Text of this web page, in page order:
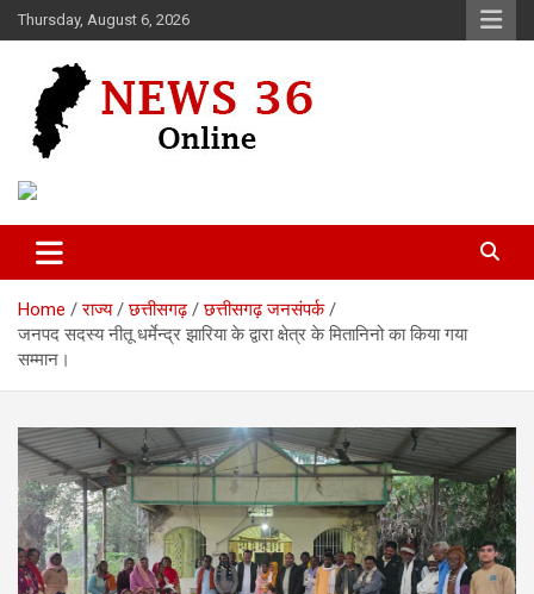
Skip
to
Thursday, August 6, 2026
News 36
Home राज्य छत्तीसगढ़
छत्तीसगढ़ जनसंपर्क
जनपद सदस्य नीतू धर्मेन्द्र झारिया के द्वारा क्षेत्र के मितानिनो का किया गया
सम्मान।